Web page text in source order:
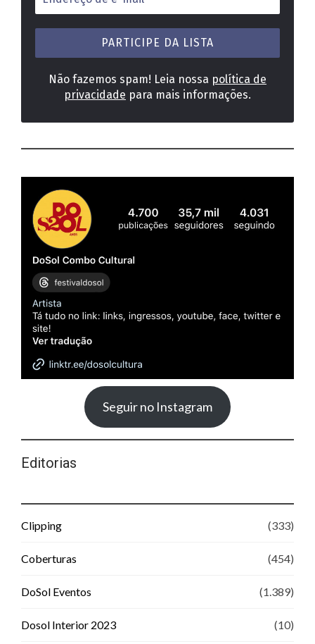
de
e-
mail
Não fazemos spam! Leia nossa política de
privacidade para mais informações.
Seguir no Instagram
Editorias
Clipping (333)
Coberturas (454)
DoSol Eventos (1.389)
Dosol Interior 2023 (10)